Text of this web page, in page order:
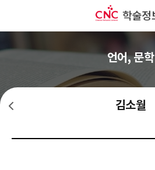
언어, 문학
김소월